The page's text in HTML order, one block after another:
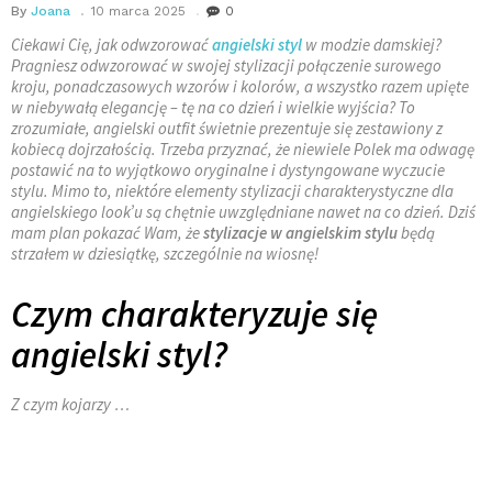
By Joana 10 marca 2025 0
Ciekawi Cię, jak odwzorowaćangielski styl w modzie damskiej?
Pragniesz odwzorować w swojej stylizacji połączenie surowego
kroju, ponadczasowych wzorów i kolorów, a wszystko razem upięte
w niebywałą elegancję – tę na co dzień i wielkie wyjścia? To
zrozumiałe, angielski outfit świetnie prezentuje się zestawiony z
kobiecą dojrzałością. Trzeba przyznać, że niewiele Polek ma odwagę
postawić na to wyjątkowo oryginalne i dystyngowane wyczucie
stylu. Mimo to, niektóre elementy stylizacji charakterystyczne dla
angielskiego look’u są chętnie uwzględniane nawet na co dzień. Dziś
mam plan pokazać Wam, żestylizacje w angielskim stylubędą
strzałem w dziesiątkę, szczególnie na wiosnę!
Czym charakteryzuje się
angielski styl?
Z czym kojarzy …